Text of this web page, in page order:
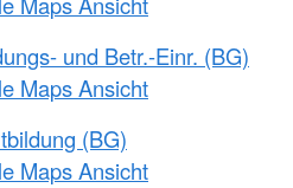
und Betr.-Einr. (BG)
Maps Ansicht
(BG)
Maps Ansicht